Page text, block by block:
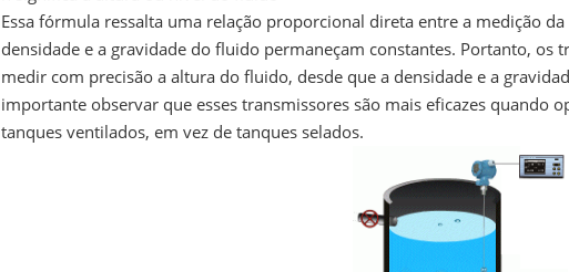
Essa fórmula ressalta uma relação proporcional direta entre a medição
densidade e a gravidade do fluido permaneçam constantes. Portanto, os
medir com precisão a altura do fluido, desde que a densidade e a
importante observar que esses transmissores são mais eficazes quando
tanques ventilados, em vez de tanques selados.